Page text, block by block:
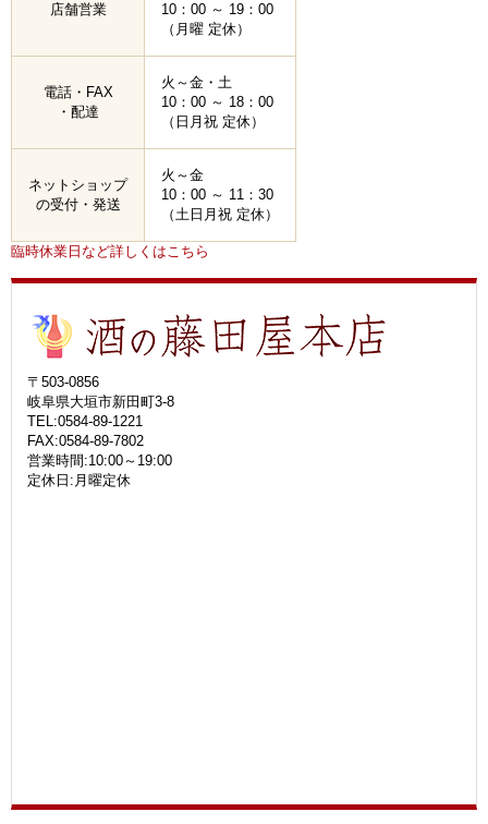
店舗営業
10：00 ～ 19：00
（月曜 定休）
電話・FAX
・配達
火～金・土
10：00 ～ 18：00
（日月祝 定休）
ネットショップ
の受付・発送
火～金
10：00 ～ 11：30
（土日月祝 定休）
臨時休業日など詳しくはこちら
〒503-0856
岐阜県大垣市新田町3-8
TEL:0584-89-1221
FAX:0584-89-7802
営業時間:10:00～19:00
定休日:月曜定休